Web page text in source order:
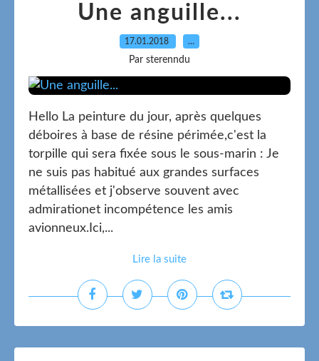
Une anguille...
17.01.2018 …
Par sterenndu
Hello La peinture du jour, après quelques
déboires à base de résine périmée,c'est la
torpille qui sera fixée sous le sous-marin : Je
ne suis pas habitué aux grandes surfaces
métallisées et j'observe souvent avec
admirationet incompétence les amis
avionneux.Ici,...
Lire la suite